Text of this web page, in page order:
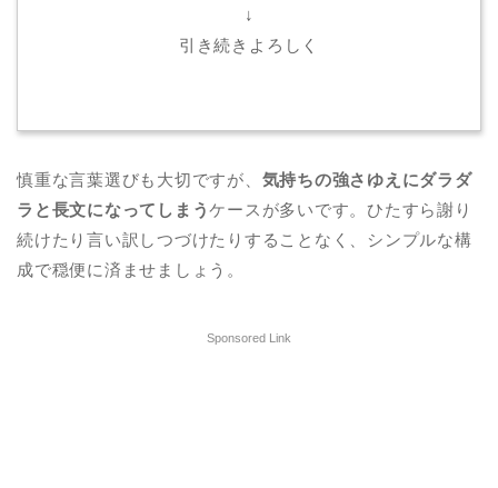
↓
引き続きよろしく
慎重な言葉選びも大切ですが、 気持ちの強さゆえにダラダ
ラと長文になってしまうケースが多いです。ひたすら謝り
続けたり言い訳しつづけたりすることなく、シンプルな構
成で穏便に済ませましょう。
Sponsored Link